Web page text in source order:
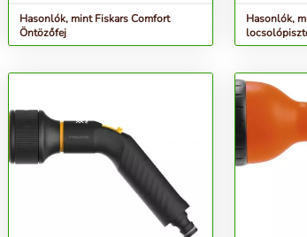
Hasonlók, mint Fiskars Comfort
Öntözőfej
Hasonlók,
tömlőcsatl...